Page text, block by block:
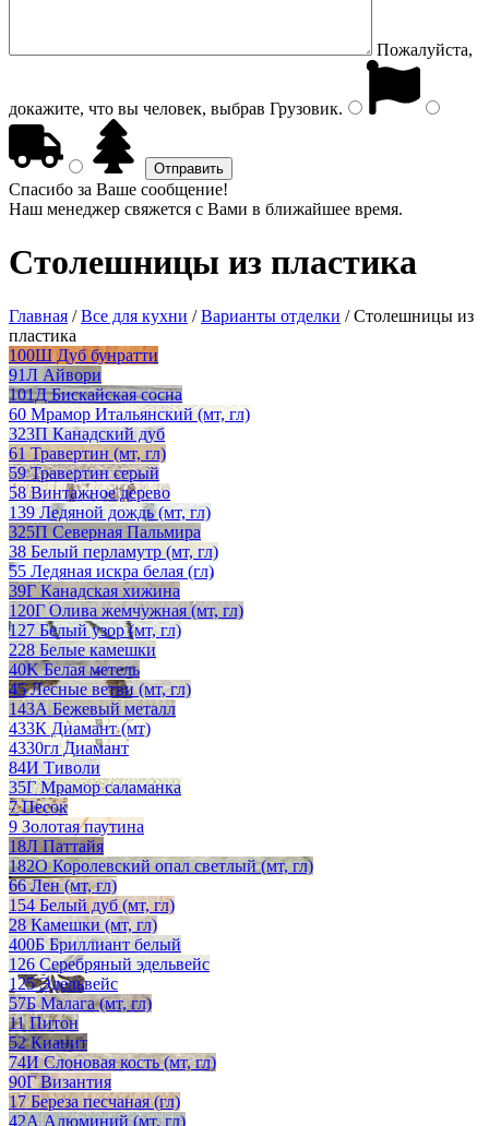
Пожалуйста,
докажите, что вы человек, выбрав Грузовик.
Спасибо за Ваше сообщение!
Наш менеджер свяжется с Вами в ближайшее время.
Столешницы из пластика
Главная /Все для кухни /Варианты отделки /Столешницы из
пластика
100Ш Дуб бунратти
91Л Айвори
101Д Бискайская сосна
60 Мрамор Итальянский (мт, гл)
323П Канадский дуб
61 Травертин (мт, гл)
59 Травертин серый
58 Винтажное дерево
139 Ледяной дождь (мт, гл)
325П Северная Пальмира
38 Белый перламутр (мт, гл)
55 Ледяная искра белая (гл)
39Г Канадская хижина
120Г Олива жемчужная (мт, гл)
127 Белый узор (мт, гл)
228 Белые камешки
40K Белая метель
45 Лесные ветви (мт, гл)
143А Бежевый металл
433К Диамант (мт)
4330гл Диамант
84И Тиволи
35Г Мрамор саламанка
7 Песок
9 Золотая паутина
18Л Паттайя
182О Королевский опал светлый (мт, гл)
66 Лен (мт, гл)
154 Белый дуб (мт, гл)
28 Камешки (мт, гл)
400Б Бриллиант белый
126 Серебряный эдельвейс
125 Эдельвейс
57Б Малага (мт, гл)
11 Питон
52 Кианит
74И Слоновая кость (мт, гл)
90Г Византия
17 Береза песчаная (гл)
42А Алюминий (мт, гл)